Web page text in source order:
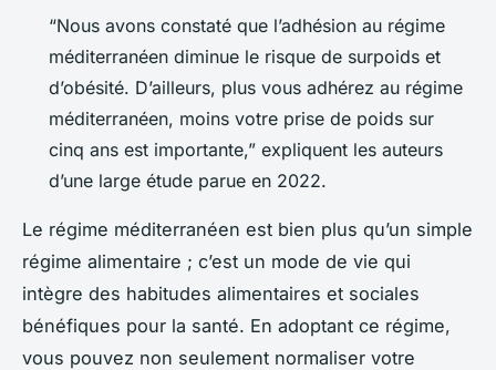
“Nous avons constaté que l’adhésion au régime
méditerranéen diminue le risque de surpoids et
d’obésité. D’ailleurs, plus vous adhérez au régime
méditerranéen, moins votre prise de poids sur
cinq ans est importante,” expliquent les auteurs
d’une large étude parue en 2022.
Le régime méditerranéen est bien plus qu’un simple
régime alimentaire ; c’est un mode de vie qui
intègre des habitudes alimentaires et sociales
bénéfiques pour la santé. En adoptant ce régime,
vous pouvez non seulement normaliser votre